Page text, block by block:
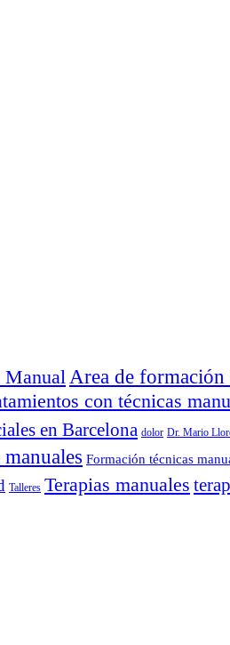
Manual Area de
con técnicas
en Barcelona dolor Dr. Mario
Formación técnicas
Talleres Terapias manuales